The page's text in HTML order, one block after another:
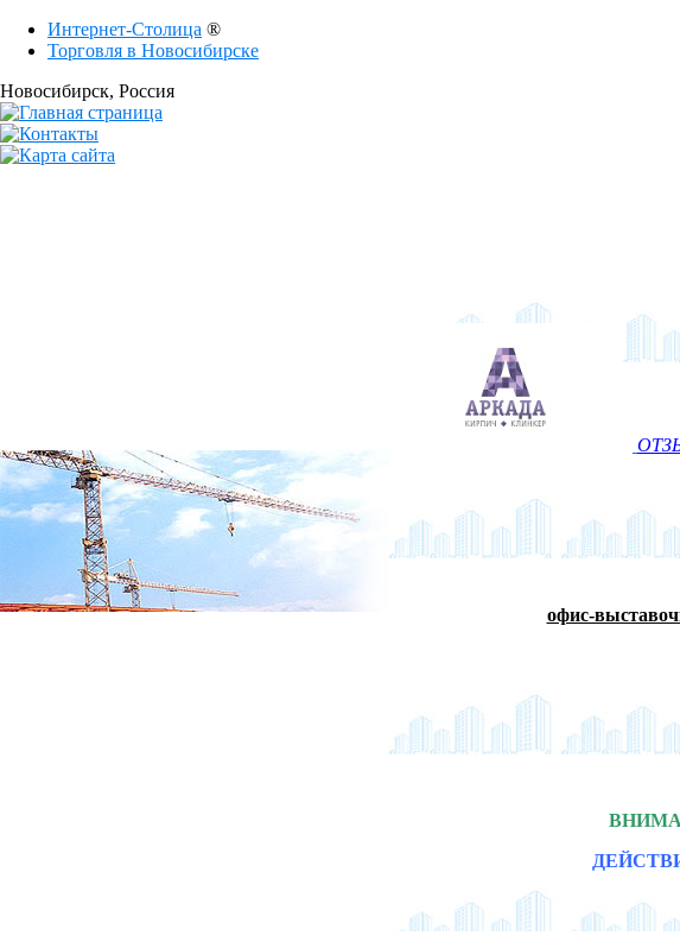
Интернет-Столица ®
Торговля в Новосибирске
Новосибирск, Россия
офис-